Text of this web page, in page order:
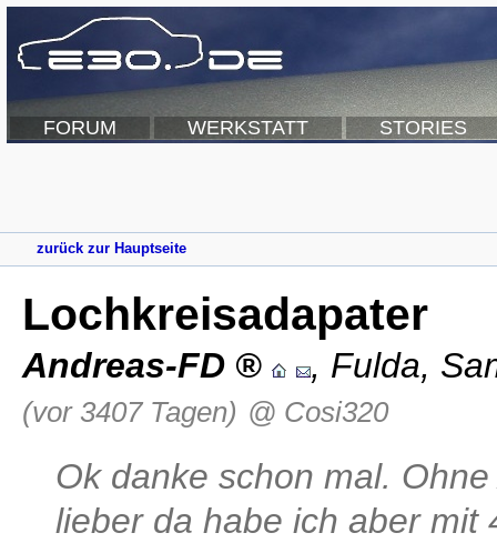
FORUM WERKSTATT STORIES
zurück zur Hauptseite
Lochkreisadapater
Andreas-FD , Fulda,
(vor 3407 Tagen) @ Cosi320
Ok danke schon mal.
lieber da habe ich aber mit